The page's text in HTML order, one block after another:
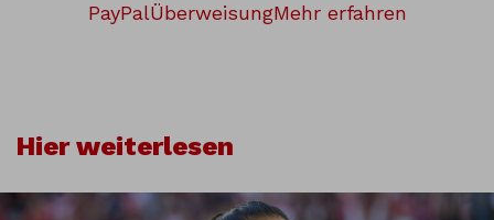
PayPalÜberweisungMehr erfahren
Hier weiterlesen